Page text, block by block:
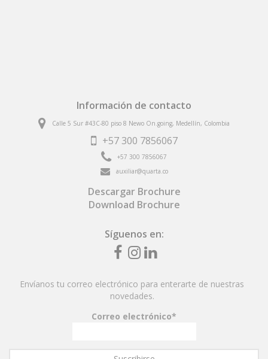
Información de contacto
Calle 5 Sur #43C-80 piso 8 Newo On.going, Medellín, Colombia
+57 300 7856067
+57 300 7856067
auxiliar@quarta.co
Descargar Brochure
Download Brochure
Síguenos en:
Envíanos tu correo electrónico para enterarte de nuestras
novedades.
Correo electrónico*